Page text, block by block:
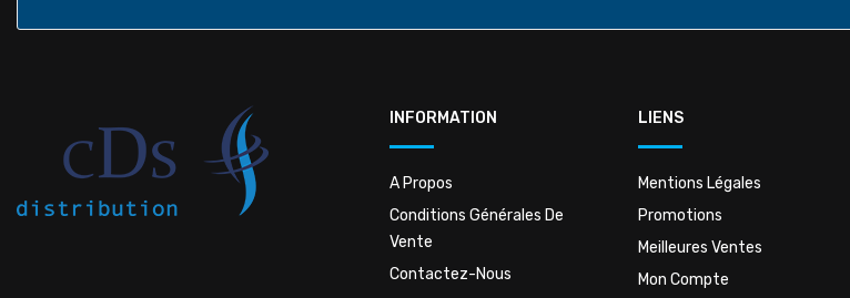
INFORMATION
A Propos
Conditions Générales De
Vente
Contactez-Nous
LIENS
Mentions Légales
Promotions
Meilleures Ventes
Mon Compte